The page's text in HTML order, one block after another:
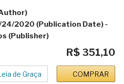
2020 (Publication Date) -
(Publisher)
R$ 351,10
de Graça COMPRAR